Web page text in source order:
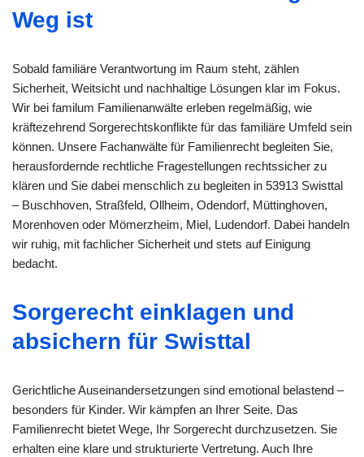
Weg ist
Sobald familiäre Verantwortung im Raum steht, zählen
Sicherheit, Weitsicht und nachhaltige Lösungen klar im Fokus.
Wir bei familum Familienanwälte erleben regelmäßig, wie
kräftezehrend Sorgerechtskonflikte für das familiäre Umfeld sein
können. Unsere Fachanwälte für Familienrecht begleiten Sie,
herausfordernde rechtliche Fragestellungen rechtssicher zu
klären und Sie dabei menschlich zu begleiten in 53913 Swisttal
– Buschhoven, Straßfeld, Ollheim, Odendorf, Müttinghoven,
Morenhoven oder Mömerzheim, Miel, Ludendorf. Dabei handeln
wir ruhig, mit fachlicher Sicherheit und stets auf Einigung
bedacht.
Sorgerecht einklagen und
absichern für Swisttal
Gerichtliche Auseinandersetzungen sind emotional belastend –
besonders für Kinder. Wir kämpfen an Ihrer Seite. Das
Familienrecht bietet Wege, Ihr Sorgerecht durchzusetzen. Sie
erhalten eine klare und strukturierte Vertretung. Auch Ihre